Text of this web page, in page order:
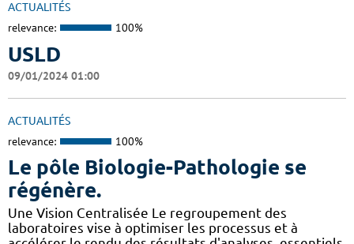
ACTUALITÉS
relevance: 100%
USLD
09/01/2024 01:00
ACTUALITÉS
relevance: 100%
Le pôle Biologie-Pathologie se
régénère.
Une Vision Centralisée Le regroupement des
laboratoires vise à optimiser les processus et à